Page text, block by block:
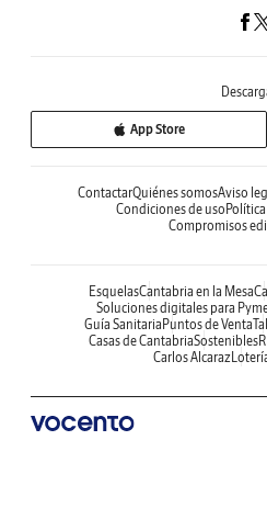
App Store
ContactarQuiénes somosAviso
Condiciones de uso
Compromisos
EsquelasCantabria en la Mesa
Soluciones digitales para
Guía SanitariaPuntos de Venta
Casas de CantabriaSostenibles
Carlos Alcaraz